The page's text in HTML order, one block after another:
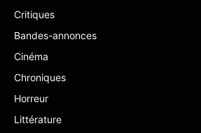
Critiques
Bandes-annonces
Cinéma
Chroniques
Horreur
Littérature